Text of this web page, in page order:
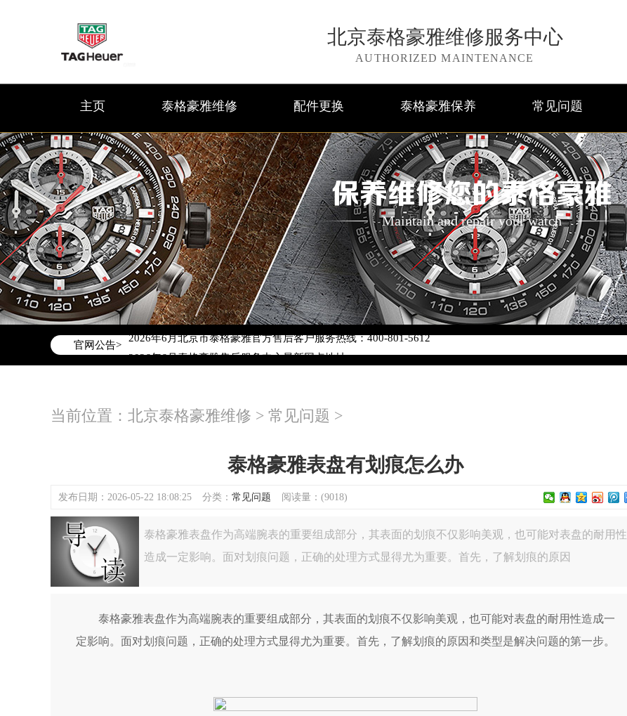
北京泰格豪雅维修服务中心
AUTHORIZED MAINTENANCE
主页 泰格豪雅维修 配件更换 泰格豪雅保养 常见问题
保养维修您的泰格豪雅
Maintain and repair your watch
官网公告>
2026年6月泰格豪雅北京市售后服务网络优化升级公告
2026年6月北京市泰格豪雅官方售后客户服务热线：400-801-5612
2026年6月泰格豪雅售后服务中心最新网点地址：
北京市朝阳区建国门外大街甲6号华熙国际中心D座11层1102室泰格豪雅售后服务中心（需提前预约）
当前位置： 北京泰格豪雅维修 > 常见问题 >
泰格豪雅表盘有划痕怎么办
发布日期：2026-05-22 18:08:25 分类： 常见问题 阅读量：(9018)
泰格豪雅表盘作为高端腕表的重要组成部分，其表面的划痕不仅影响美观，也可能对表盘的耐用性
造成一定影响。面对划痕问题，正确的处理方式显得尤为重要。首先，了解划痕的原因
泰格豪雅表盘作为高端腕表的重要组成部分，其表面的划痕不仅影响美观，也可能对表盘的耐用性造成一
定影响。面对划痕问题，正确的处理方式显得尤为重要。首先，了解划痕的原因和类型是解决问题的第一步。